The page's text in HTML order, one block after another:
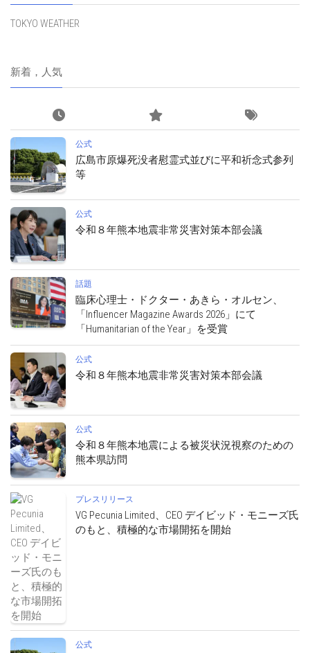
TOKYO WEATHER
新着，人気
公式
広島市原爆死没者慰霊式並びに平和祈念式参列
等
公式
令和８年熊本地震非常災害対策本部会議
話題
臨床心理士・ドクター・あきら・オルセン、
「Influencer Magazine Awards 2026」にて
「Humanitarian of the Year」を受賞
公式
令和８年熊本地震非常災害対策本部会議
公式
令和８年熊本地震による被災状況視察のための
熊本県訪問
プレスリリース
VG Pecunia Limited、CEO デイビッド・モニーズ氏
のもと、積極的な市場開拓を開始
公式